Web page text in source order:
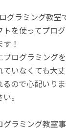
グラミング教室
を使ってプロ
！
ログラミング
いなくても大
ので心配いり
。
ラミング教室